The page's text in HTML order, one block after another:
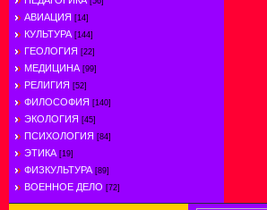
АВИАЦИЯ [14]
КУЛЬТУРА [144]
ГЕОЛОГИЯ [22]
МЕДИЦИНА [99]
РЕЛИГИЯ [52]
ФИЛОСОФИЯ [140]
ЭКОЛОГИЯ [45]
ПСИХОЛОГИЯ [84]
ЭТИКА [19]
ФИЗКУЛЬТУРА [89]
ВОЕННОЕ ДЕЛО [72]